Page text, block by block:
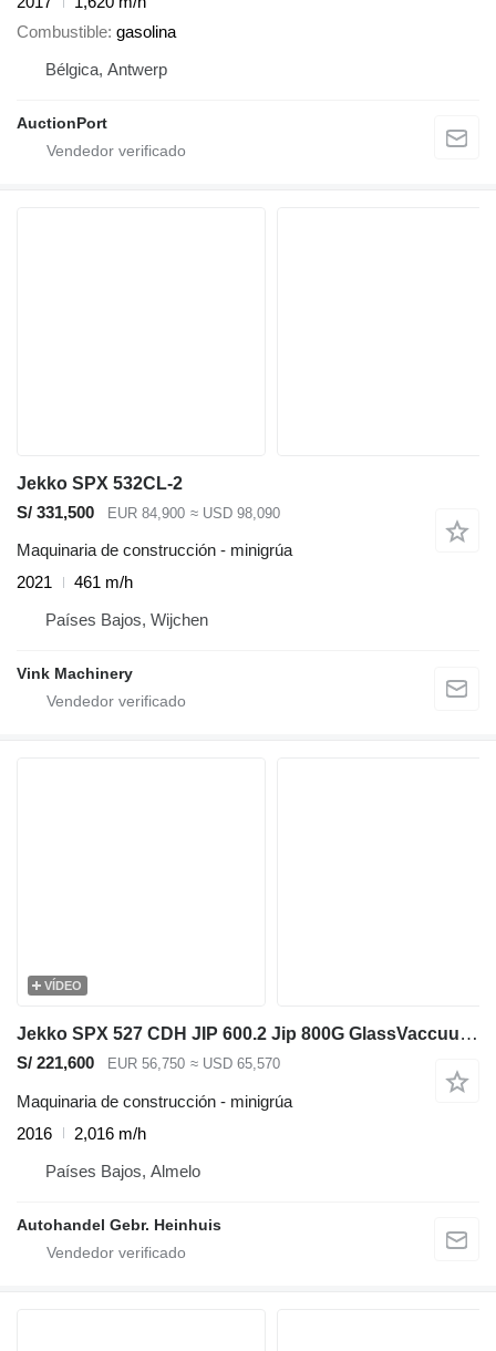
Combustible gasolina
Bélgica, Antwerp
AuctionPort
Jekko SPX 532CL-2
S/ 331,500
EUR 84,900 ≈ USD 98,090
Maquinaria de construcción - minigrúa
2021
461 m/h
Países Bajos, Wijchen
Vink Machinery
VÍDEO
Jekko SPX 527 CDH JIP 600.2 Jip 800G GlassVaccuum MR800
S/ 221,600 EUR 56,750 ≈ USD 65,570
Maquinaria de construcción - minigrúa
2016
2,016 m/h
Países Bajos, Almelo
Autohandel Gebr. Heinhuis